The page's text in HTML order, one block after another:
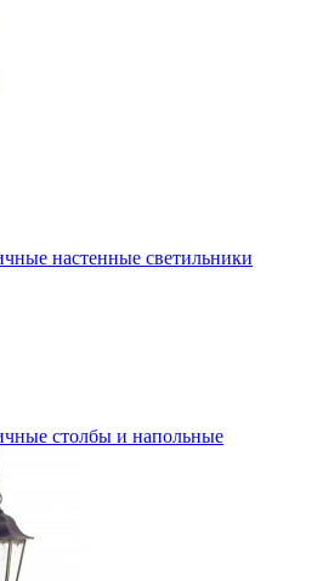
настенные светильники
столбы и напольные